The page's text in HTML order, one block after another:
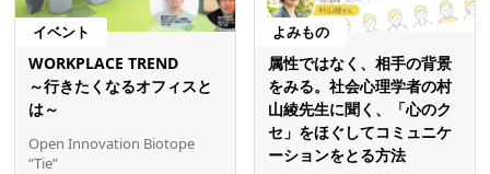
イベント
WORKPLACE TREND
～行きたくなるオフィスと
は～
Open Innovation Biotope
“Tie”
よみもの
属性ではなく、相手の背景
をみる。社会心理学者の村
山綾先生に聞く、「心のク
セ」をほぐしてコミュニケ
ーションをとる方法